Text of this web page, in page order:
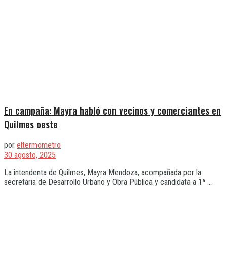
En campaña: Mayra habló con vecinos y comerciantes en
Quilmes oeste
por eltermometro
30 agosto, 2025
La intendenta de Quilmes, Mayra Mendoza, acompañada por la
secretaria de Desarrollo Urbano y Obra Pública y candidata a 1ª ...